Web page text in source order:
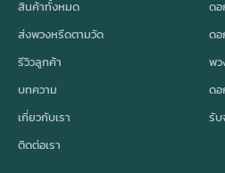
สินค้าทั้งหมด
ส่งพวงหรีดตามวัด
รีวิวลูกค้า
บทความ
เกี่ยวกับเรา
ติดต่อเรา
ดอ
ดอ
พ
ดอ
รั